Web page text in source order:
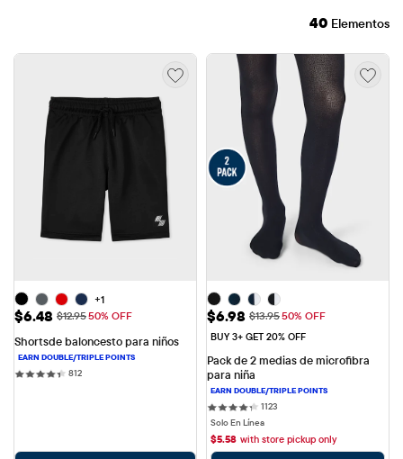
Precio de venta: $6.48
$6.48 Precio original: $12.95
$12.95 50% OFF
Shortsde baloncesto para niños
812812 reviews
AÑADIR A LA CESTA
Precio de venta: $6.98
$6.98 Precio original: $13.95
$13.95
BUY 3+ GET 20% OFF
Pack de 2 medias de microfibra
para niña
11231123 reviews
Solo En Línea
$5.58 with store pickup only
AÑADIR A LA CESTA